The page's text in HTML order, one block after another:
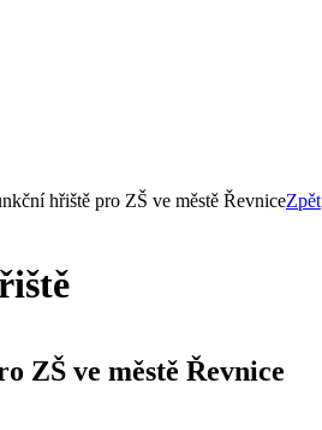
hřiště pro ZŠ ve městě ŘevniceZpět
ZŠ ve městě Řevnice